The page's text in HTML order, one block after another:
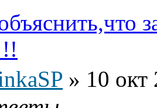
» 10 окт